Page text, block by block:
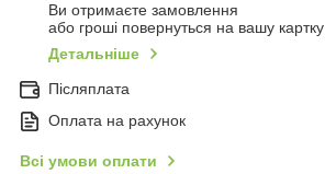
Ви отримаєте замовлення
або гроші повернуться на вашу картку
Детальніше
Післяплата
Оплата на рахунок
Всі умови оплати